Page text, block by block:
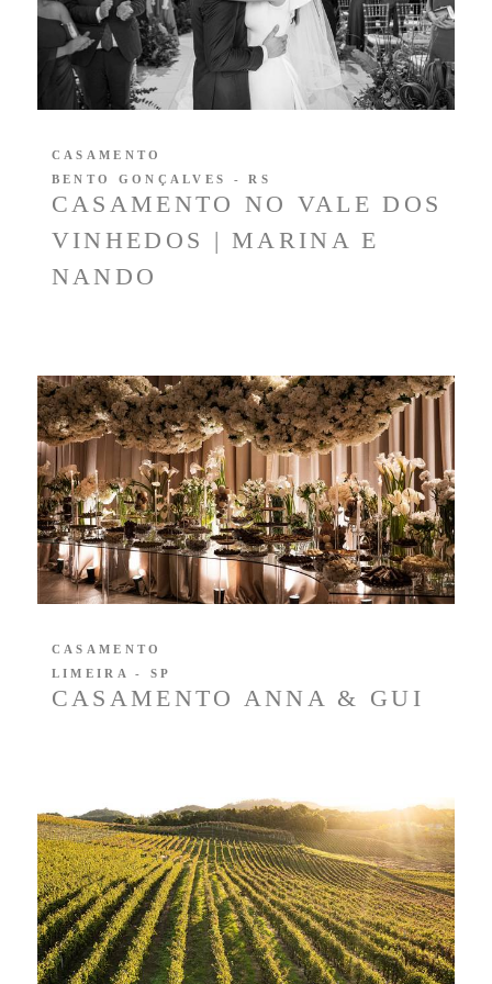
CASAMENTO NO VALE DOS
VINHEDOS | MARINA E
NANDO
CASAMENTO
BENTO GONÇALVES - RS
CASAMENTO ANNA & GUI
CASAMENTO
LIMEIRA - SP